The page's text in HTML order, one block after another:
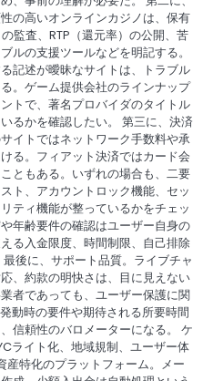
の高いオンラインカジノは、保有
監査、RTP（還元率）の公開、苦
ルの支援ツールなどを明記する。
記述が曖昧なサイトは、トラブル
。ゲーム提供会社のラインナップ
トで、著名プロバイダのタイトル
るかを確認したい。 第三に、決済
イトではネットワーク手数料や承
る。フィアット決済ではカード会
ともある。いずれの場合も、二要
ト、アカウントロック機能、セッ
ティ機能が整っているかをチェッ
年齢要件の確認はユーザー自身の
る入金限度、時間制限、自己排除
後に、サポート品質。ライブチャ
、約款の明快さは、目に見えない
者であっても、ユーザー保護に関
動時の要件や期待される所要時間
信頼性のバロメーターになる。 ケ
ライト化、地域規制、ユーザー体
産特化のプラットフォーム。メー